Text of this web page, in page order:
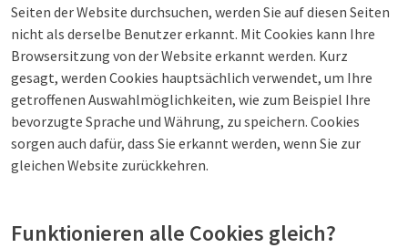
Seiten der Website durchsuchen, werden Sie auf diesen Seiten
nicht als derselbe Benutzer erkannt. Mit Cookies kann Ihre
Browsersitzung von der Website erkannt werden. Kurz
gesagt, werden Cookies hauptsächlich verwendet, um Ihre
getroffenen Auswahlmöglichkeiten, wie zum Beispiel Ihre
bevorzugte Sprache und Währung, zu speichern. Cookies
sorgen auch dafür, dass Sie erkannt werden, wenn Sie zur
gleichen Website zurückkehren.
Funktionieren alle Cookies gleich?